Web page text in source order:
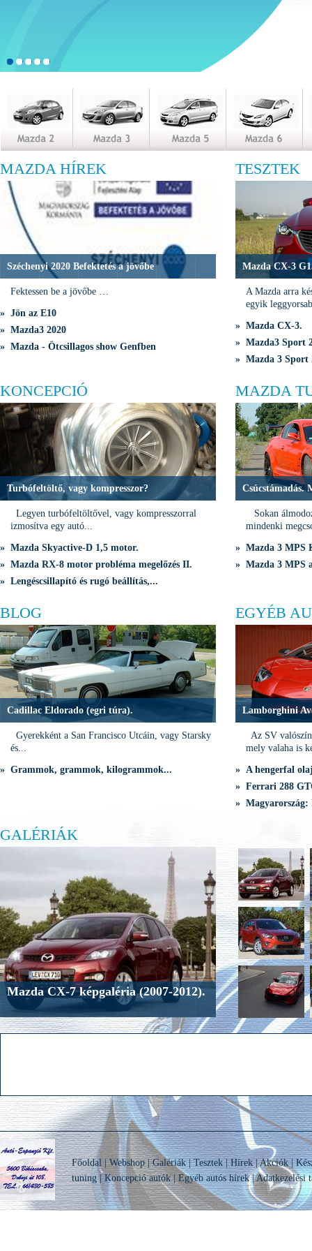
MAZDA HÍREK
Széchenyi 2020 Befektetés a jövőbe
Fektessen be a jövőbe …
» Jön az E10
» Mazda3 2020
» Mazda - Ötcsillagos show Genfben
TESZTEK
Mazda CX-3
A Mazda arra
egyik
» Mazda CX-3.
» Mazda3 Sport
» Mazda 3 Sport
KONCEPCIÓ
Turbófeltöltő, vagy kompresszor?
Legyen turbófeltöltővel, vagy kompresszorral
izmosítva egy autó...
» Mazda Skyactive-D 1,5 motor.
» Mazda RX-8 motor probléma megelőzés II.
» Lengéscsillapító és rugó beállítás,...
MAZDA
Csúcstámadás.
Sokan
mindenki
» Mazda 3 MPS
» Mazda 3 MPS
BLOG
Cadillac Eldorado (egri túra).
Gyerekként a San Francisco Utcáin, vagy Starsky
és...
» Grammok, grammok, kilogrammok...
EGYÉB
Lamborghini
Az SV
mely valaha is
» A hengerfal
» Ferrari 288
»
GALÉRIÁK
Mazda CX-7 képgaléria (2007-2012).
Főoldal |Webshop|Galériák|Tesztek|Hírek|Akciók|
tuning|Koncepció autók| Egyéb autós hírek|Adatkezelési